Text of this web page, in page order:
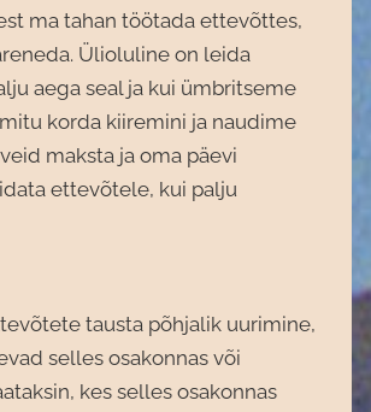
ma tahan töötada ettevõttes,
Ülioluline on leida
aega seal ja kui ümbritseme
korda kiiremini ja naudime
maksta ja oma päevi
ettevõtele, kui palju
tausta põhjalik uurimine,
selles osakonnas või
kes selles osakonnas